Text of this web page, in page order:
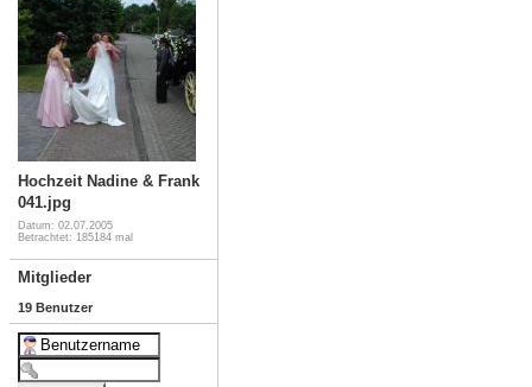
Hochzeit Nadine & Frank
041.jpg
Datum: 02.07.2005
Betrachtet: 185184 mal
Mitglieder
19 Benutzer